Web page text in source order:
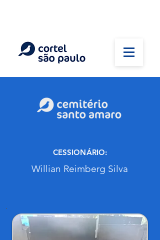
CESSIONÁRIO:
Willian Reimberg Silva